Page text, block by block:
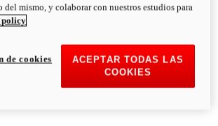
del mismo, y colaborar con nuestros estudios para
policy
ACEPTAR TODAS LAS
COOKIES
de cookies